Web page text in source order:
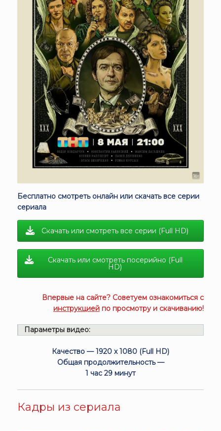
Бесплатно смотреть онлайн или скачать все серии
сериала
Скачать или смотреть все серии (Full HD)
Скачать или смотреть посерийно (Full
HD)
Впервые на сайте? Советуем ознакомиться с
инструкцией по просмотру и скачиванию!
Параметры видео:
Качество — 1920 x 1080 (Full HD)
Общая продолжительность —
1 час 29 минут
Кадры из сериала